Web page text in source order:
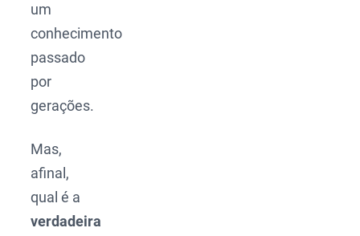
um
conhecimento
passado
por
gerações.
Mas,
afinal,
qual é a
verdadeira